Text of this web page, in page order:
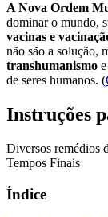
A Nova Ordem
dominar o mundo,
vacinas e
não são a solução,
transhumanismo e
de seres humanos. (
Instruções
Diversos remédios
Tempos Finais
Índice